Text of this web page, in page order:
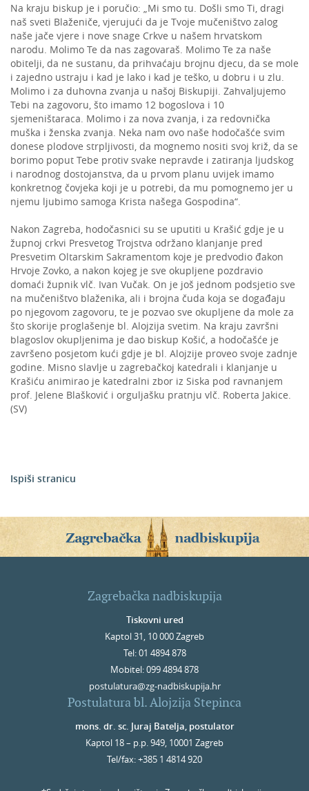
Na kraju biskup je i poručio: „Mi smo tu. Došli smo Ti, dragi
naš sveti Blaženiče, vjerujući da je Tvoje mučeništvo zalog
naše jače vjere i nove snage Crkve u našem hrvatskom
narodu. Molimo Te da nas zagovaraš. Molimo Te za naše
obitelji, da ne sustanu, da prihvaćaju brojnu djecu, da se mole
i zajedno ustraju i kad je lako i kad je teško, u dobru i u zlu.
Molimo i za duhovna zvanja u našoj Biskupiji. Zahvaljujemo
Tebi na zagovoru, što imamo 12 bogoslova i 10
sjemeništaraca. Molimo i za nova zvanja, i za redovnička
muška i ženska zvanja. Neka nam ovo naše hodočašće svim
donese plodove strpljivosti, da mognemo nositi svoj križ, da se
borimo poput Tebe protiv svake nepravde i zatiranja ljudskog
i narodnog dostojanstva, da u prvom planu uvijek imamo
konkretnog čovjeka koji je u potrebi, da mu pomognemo jer u
njemu ljubimo samoga Krista našega Gospodina“.
Nakon Zagreba, hodočasnici su se uputiti u Krašić gdje je u
župnoj crkvi Presvetog Trojstva održano klanjanje pred
Presvetim Oltarskim Sakramentom koje je predvodio đakon
Hrvoje Zovko, a nakon kojeg je sve okupljene pozdravio
domaći župnik vlč. Ivan Vučak. On je još jednom podsjetio sve
na mučeništvo blaženika, ali i brojna čuda koja se događaju
po njegovom zagovoru, te je pozvao sve okupljene da mole za
što skorije proglašenje bl. Alojzija svetim. Na kraju završni
blagoslov okupljenima je dao biskup Košić, a hodočašće je
završeno posjetom kući gdje je bl. Alojzije proveo svoje zadnje
godine. Misno slavlje u zagrebačkoj katedrali i klanjanje u
Krašiću animirao je katedralni zbor iz Siska pod ravnanjem
prof. Jelene Blašković i orguljašku pratnju vlč. Roberta Jakice.
(SV)
Ispiši stranicu
Zagrebačka nadbiskupija
Tiskovni ured
Kaptol 31, 10 000 Zagreb
Tel: 01 4894 878
Mobitel: 099 4894 878
postulatura@zg-nadbiskupija.hr
Postulatura bl. Alojzija Stepinca
mons. dr. sc. Juraj Batelja, postulator
Kaptol 18 – p.p. 949, 10001 Zagreb
Tel/fax: +385 1 4814 920